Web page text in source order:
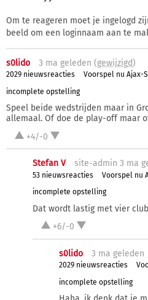
Om te reageren moet je ingelogd
beeld om een loginnaam aan te
s0lido 3 ma geleden (gewijzigd)
2029 nieuwsreacties
Voorspel nu Ajax-
incomplete opstelling
Speel beide wedstrijden maar in
allemaal. Of doe de play-off maar
+4/-0
Stefan V site-admin 3 ma
53 nieuwsreacties
Voorspel nu
incomplete opstelling
Dat wordt lastig met vier
+6/-0
s0lido 3 ma geleden
2029 nieuwsreacties
incomplete opstelling